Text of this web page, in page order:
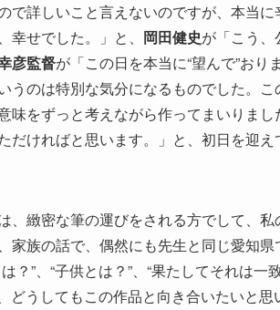
詳しいこと言えないのですが、本当に
せでした。」と、 岡田健史が「こう、
彦監督が「この日を本当に“望んで”おり
うのは特別な気分になるものでした。こ
味をずっと考えながら作ってまいりまし
だければと思います。」と、初日を迎え
、緻密な筆の運びをされる方でして、私
家族の話で、偶然にも先生と同じ愛知県
”、“子供とは？”、“果たしてそれは一
どうしてもこの作品と向き合いたいと思